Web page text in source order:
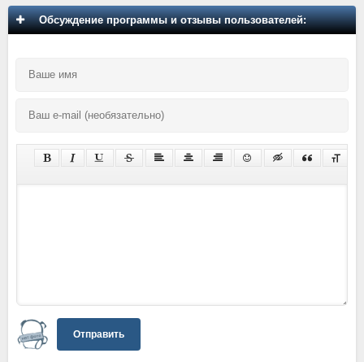
Обсуждение программы и отзывы пользователей:
Отправить